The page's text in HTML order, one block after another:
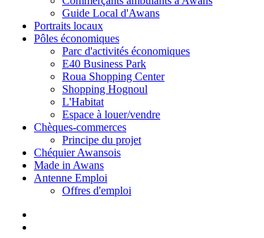
Guide Local d'Awans
Portraits locaux
Pôles économiques
Parc d'activités économiques
E40 Business Park
Roua Shopping Center
Shopping Hognoul
L'Habitat
Espace à louer/vendre
Chèques-commerces
Principe du projet
Chéquier Awansois
Made in Awans
Antenne Emploi
Offres d'emploi